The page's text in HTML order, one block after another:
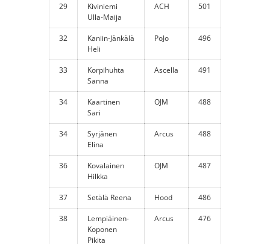
29
Kiviniemi
Ulla-Maija
ACH 501
32
Kaniin-Jänkälä
Heli
PoJo 496
33
Korpihuhta
Sanna
Ascella 491
34
Kaartinen
Sari
OJM 488
34
Syrjänen
Elina
Arcus 488
36
Kovalainen
Hilkka
OJM 487
37 Setälä Reena Hood 486
38
Lempiäinen-
Koponen
Pikita
Arcus 476